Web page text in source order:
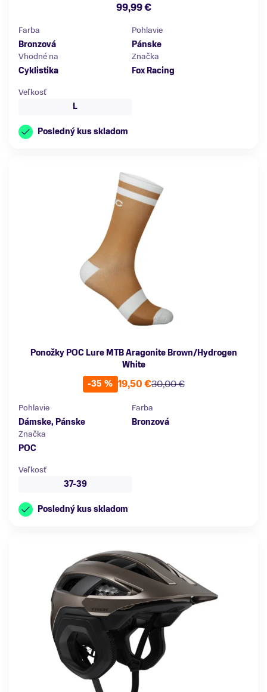
99,99 €
Farba
Bronzová
Pohlavie
Pánske
Vhodné na
Cyklistika
Značka
Fox Racing
Veľkosť
L
Posledný kus skladom
Ponožky POC Lure MTB Aragonite Brown/Hydrogen
White
-35 %
30,00 €
19,50 €
Pohlavie
Dámske, Pánske
Farba
Bronzová
Značka
POC
Veľkosť
37-39
Posledný kus skladom